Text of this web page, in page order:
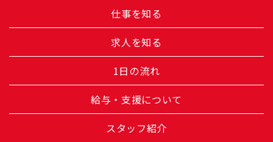
仕事を知る
求人を知る
1日の流れ
給与・支援について
スタッフ紹介